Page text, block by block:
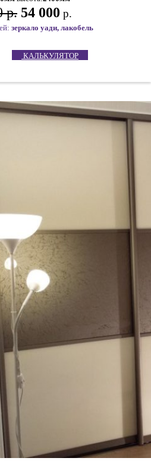
р. 54 000 р.
зеркало уади, лакобель
КАЛЬКУЛЯТОР